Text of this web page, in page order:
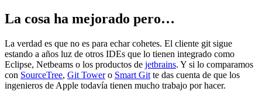
La cosa ha mejorado pero…
La verdad es que no es para echar cohetes. El cliente git sigue
estando a años luz de otros IDEs que lo tienen integrado como
Eclipse, Netbeams o los productos de jetbrains. Y si lo comparamos
con SourceTree, Git Towero Smart Git te das cuenta de que los
ingenieros de Apple todavía tienen mucho trabajo por hacer.